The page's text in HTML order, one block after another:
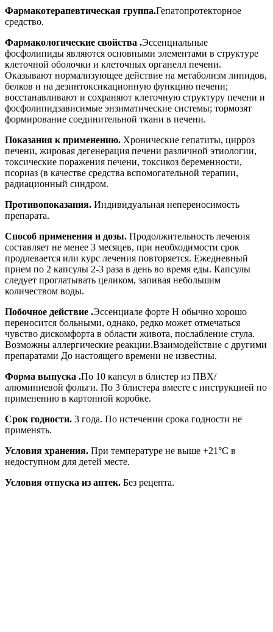
Фармакотерапевтическая группа.Гепатопротекторное
средство.
Фармакологические свойства .Эссенциальные
фосфолипиды являются основными элементами в структуре
клеточной оболочки и клеточных органелл печени.
Оказывают нормализующее действие на метаболизм липидов,
белков и на дезинтоксикационную функцию печени;
восстанавливают и сохраняют клеточную структуру печени и
фосфолипидзависимые энзиматические системы; тормозят
формирование соединительной ткани в печени.
Показания к применению. Хронические гепатиты, цирроз
печени, жировая дегенерация печени различной этиологии,
токсические поражения печени, токсикоз беременности,
псориаз (в качестве средства вспомогательной терапии,
радиационный синдром.
Противопоказания. Индивидуальная непереносимость
препарата.
Способ применения и дозы. Продолжительность лечения
составляет не менее 3 месяцев, при необходимости срок
продлевается или курс лечения повторяется. Ежедневный
прием по 2 капсулы 2-3 раза в день во время еды. Капсулы
следует проглатывать целиком, запивая небольшим
количеством воды.
Побочное действие .Эссенциале форте Н обычно хорошо
переносится больными, однако, редко может отмечаться
чувство дискомфорта в области живота, послабление стула.
Возможны аллергические реакции.Взаимодействие с другими
препаратами До настоящего времени не известны.
Форма выпуска .По 10 капсул в блистер из ПВХ/
алюминиевой фольги. По 3 блистера вместе с инструкцией по
применению в картонной коробке.
Срок годности. 3 года. По истечении срока годности не
применять.
Условия хранения. При температуре не выше +21°С в
недоступном для детей месте.
Условия отпуска из аптек. Без рецепта.